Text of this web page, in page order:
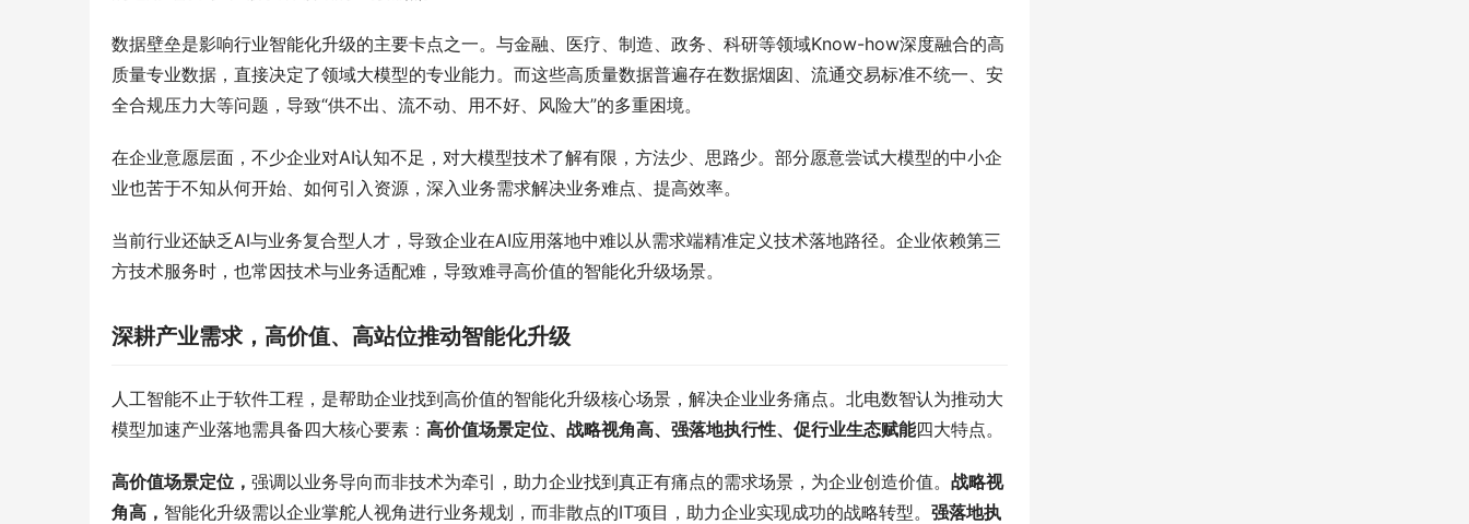
数据壁垒是影响行业智能化升级的主要卡点之一。与金融、医疗、制造、政务、科研等领域Know-how深度融合的高
质量专业数据，直接决定了领域大模型的专业能力。而这些高质量数据普遍存在数据烟囱、流通交易标准不统一、安
全合规压力大等问题，导致“供不出、流不动、用不好、风险大”的多重困境。
在企业意愿层面，不少企业对AI认知不足，对大模型技术了解有限，方法少、思路少。部分愿意尝试大模型的中小企
业也苦于不知从何开始、如何引入资源，深入业务需求解决业务难点、提高效率。
当前行业还缺乏AI与业务复合型人才，导致企业在AI应用落地中难以从需求端精准定义技术落地路径。企业依赖第三
方技术服务时，也常因技术与业务适配难，导致难寻高价值的智能化升级场景。
深耕产业需求，高价值、高站位推动智能化升级
人工智能不止于软件工程，是帮助企业找到高价值的智能化升级核心场景，解决企业业务痛点。北电数智认为推动大
模型加速产业落地需具备四大核心要素： 高价值场景定位、战略视角高、强落地执行性、促行业生态赋能四大特点。
高价值场景定位， 强调以业务导向而非技术为牵引，助力企业找到真正有痛点的需求场景，为企业创造价值。 战略视
角高， 智能化升级需以企业掌舵人视角进行业务规划，而非散点的IT项目，助力企业实现成功的战略转型。 强落地执